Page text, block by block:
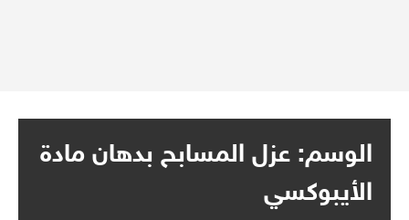
الوسم: عزل المسابح بدهان مادة
الأيبوكسي